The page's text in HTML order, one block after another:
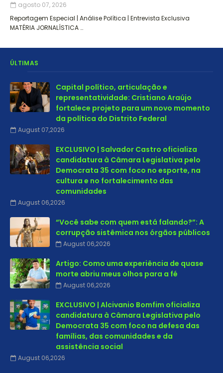
agosto 07, 2026
Reportagem Especial | Análise Política | Entrevista Exclusiva
MATÉRIA JORNALÍSTICA …
ÚLTIMAS
Capital político, articulação e
representatividade: Cristiano Araújo
fortalece projeto para um novo momento
da política do Distrito Federal
August 07,2026
EXCLUSIVO | Salvador Castro oficializa
candidatura à Câmara Legislativa pelo
Democrata 35 com foco no esporte, na
cultura e no fortalecimento das
comunidades
August 06,2026
“Você sabe com quem está falando?”: A
corrupção sistêmica nos órgãos públicos
August 06,2026
Artigo: Como uma experiência de quase
morte abriu meus olhos para a fé
August 06,2026
EXCLUSIVO | Alcivanio Bomfim oficializa
candidatura à Câmara Legislativa pelo
Democrata 35 com foco na defesa das
famílias, das comunidades e da
assistência social
August 06,2026